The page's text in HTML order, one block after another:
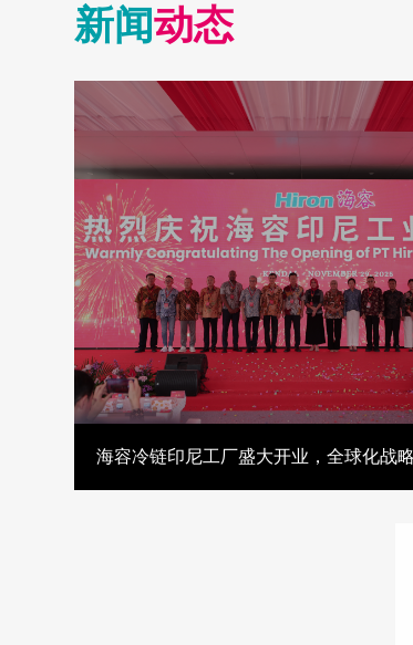
新闻动态
海容冷链印尼工厂盛大开业，全球化战